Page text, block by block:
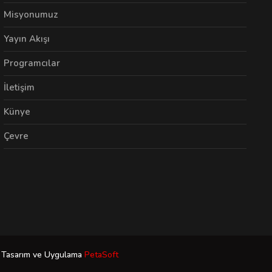
Misyonumuz
Yayın Akışı
Programcılar
İletişim
Künye
Çevre
Tasarım ve Uygulama PetaSoft